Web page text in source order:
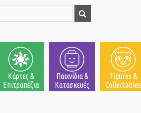
Κάρτες &
Επιτραπέζια
Παιχνίδια &
Κατασκευές
Figures &
Collectables